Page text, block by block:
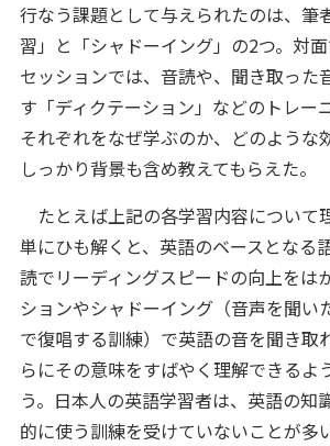
行なう課題として与えられたのは、筆
習」と「シャドーイング」の2つ。対
セッションでは、音読や、聞き取った
す「ディクテーション」などのトレー
それぞれをなぜ学ぶのか、どのような
しっかり背景も含め教えてもらえた。
たとえば上記の各学習内容について
単にひも解くと、英語のベースとなる
読でリーディングスピードの向上をは
ションやシャドーイング（音声を聞い
で復唱する訓練）で英語の音を聞き取
らにその意味をすばやく理解できるよ
う。日本人の英語学習者は、英語の知
的に使う訓練を受けていないことが多